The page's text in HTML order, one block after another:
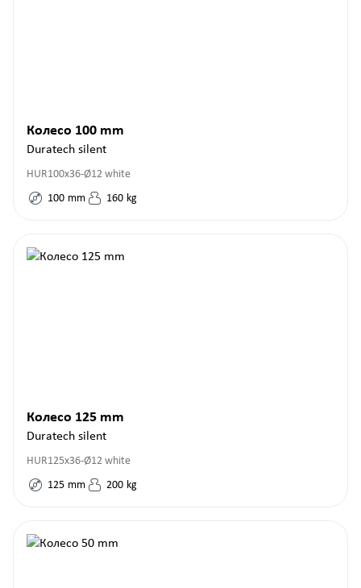
Колесо 100 mm
Duratech silent
HUR100x36-Ø12 white
100 mm 160 kg
Колесо 125 mm
Duratech silent
HUR125x36-Ø12 white
125 mm 200 kg